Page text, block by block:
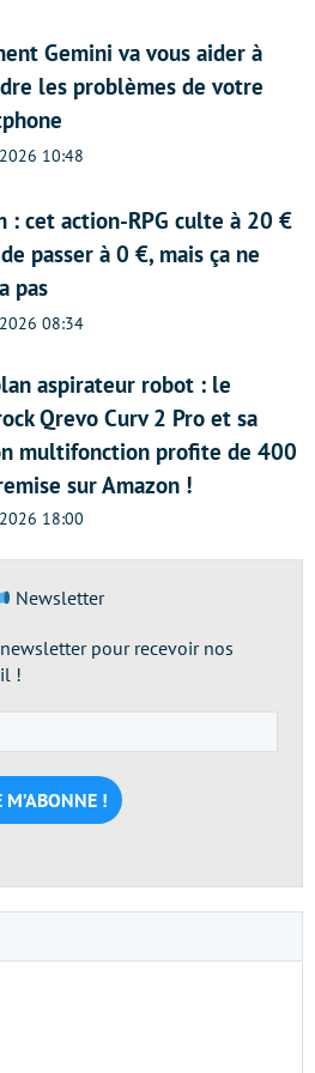
Gemini va vous aider à
les problèmes de votre
10:48
: cet action-RPG culte à 20 €
passer à 0 €, mais ça ne
pas
08:34
aspirateur robot : le
Qrevo Curv 2 Pro et sa
multifonction profite de 400
sur Amazon !
18:00
Newsletter
pour recevoir nos
!
e-
mail
*